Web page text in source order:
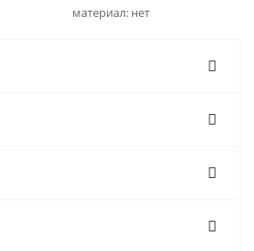
материал: нет